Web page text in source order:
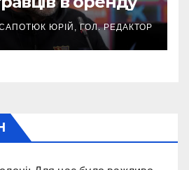
ЮРІЙ, ГОЛ. РЕДАКТОР